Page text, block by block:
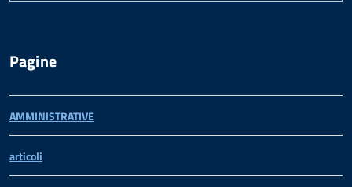
Pagine
AMMINISTRATIVE
articoli